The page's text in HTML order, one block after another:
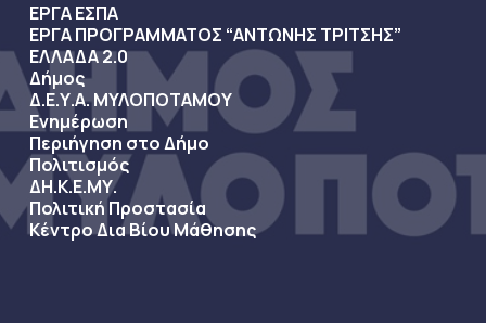
ΕΡΓΑ ΕΣΠΑ
ΕΡΓΑ ΠΡΟΓΡΑΜΜΑΤΟΣ “ΑΝΤΩΝΗΣ ΤΡΙΤΣΗΣ”
ΕΛΛΑΔΑ 2.0
Δήμος
Δ.Ε.Υ.Α. ΜΥΛΟΠΟΤΑΜΟΥ
Ενημέρωση
Περιήγηση στο Δήμο
Πολιτισμός
ΔΗ.Κ.Ε.ΜΥ.
Πολιτική Προστασία
Κέντρο Δια Βίου Μάθησης